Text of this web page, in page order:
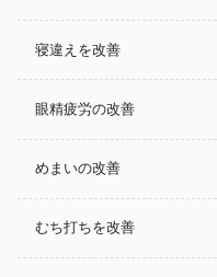
寝違えを改善
眼精疲労の改善
めまいの改善
むち打ちを改善